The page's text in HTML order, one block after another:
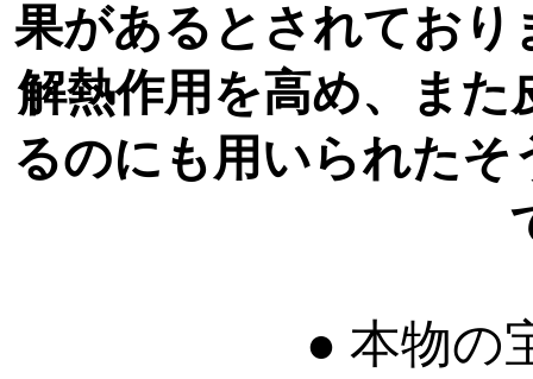
果があるとされており
解熱作用を高め、また
るのにも用いられた
● 本物の